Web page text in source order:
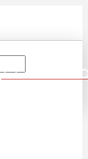
Take The UTI